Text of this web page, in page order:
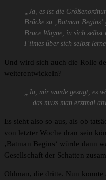
„Ja, es ist die
Brücke zu ‚Batman
Bruce Wayne, in sich selbst
Filmes über sich selbst
Und wird sich auch die Rolle
weiterentwickeln?
„Ja, mir wurde gesagt, es
… das muss man erstmal
Es sieht also so aus, als ob
von letzter Woche dran sein
‚Batman Begins‘ würde dann
Gesellschaft der Schatten
Oldman, die dritte. Nun